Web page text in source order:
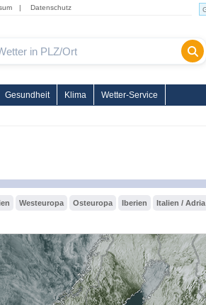
| Datenschutz
Gesundheit Klima Wetter-Service
Westeuropa Osteuropa Iberien Italien / Adria